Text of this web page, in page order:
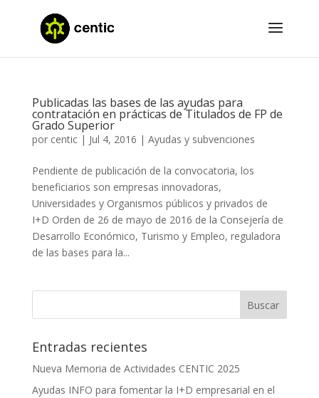
Publicadas las bases de las ayudas para
contratación en prácticas de Titulados de FP de
Grado Superior
por centic| Jul 4, 2016 | Ayudas y subvenciones
Pendiente de publicación de la convocatoria, los
beneficiarios son empresas innovadoras,
Universidades y Organismos públicos y privados de
I+D Orden de 26 de mayo de 2016 de la Consejería de
Desarrollo Económico, Turismo y Empleo, reguladora
de las bases para la...
Entradas recientes
Nueva Memoria de Actividades CENTIC 2025
Ayudas INFO para fomentar la I+D empresarial en el